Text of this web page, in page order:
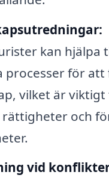
kan hjälpa
processer för att
vilket är viktigt
och
vid